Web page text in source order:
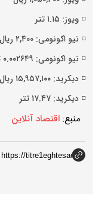
◽️ ویوز: ۱.۱۵ تتر
◽️ نیو اکونومی: ۲,۴۰۰ ریال
◽️ نیو اکونومی: ۰.۰۰۲۶۴۹ تتر
◽️ دیکرید: ۱۵,۹۵۷,۱۰۰ ریال
◽️ دیکرید: ۱۷.۴۷ تتر
منبع: اقتصاد آنلاین